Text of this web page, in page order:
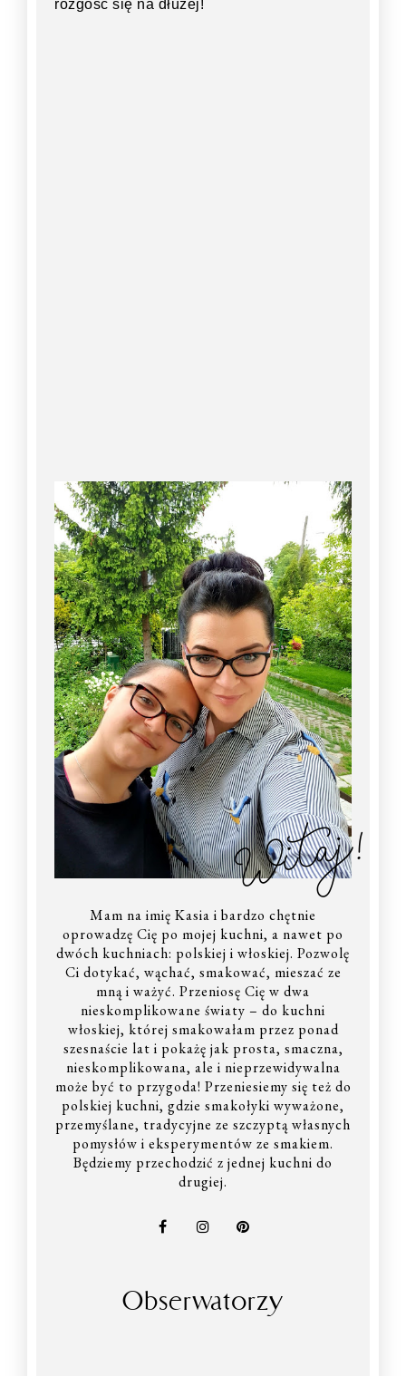
rozgość się na dłużej!
Witaj!
Mam na imię Kasia i bardzo chętnie
oprowadzę Cię po mojej kuchni, a nawet po
dwóch kuchniach: polskiej i włoskiej. Pozwolę
Ci dotykać, wąchać, smakować, mieszać ze
mną i ważyć. Przeniosę Cię w dwa
nieskomplikowane światy – do kuchni
włoskiej, której smakowałam przez ponad
szesnaście lat i pokażę jak prosta, smaczna,
nieskomplikowana, ale i nieprzewidywalna
może być to przygoda! Przeniesiemy się też do
polskiej kuchni, gdzie smakołyki wyważone,
przemyślane, tradycyjne ze szczyptą własnych
pomysłów i eksperymentów ze smakiem.
Będziemy przechodzić z jednej kuchni do
drugiej.
Obserwatorzy